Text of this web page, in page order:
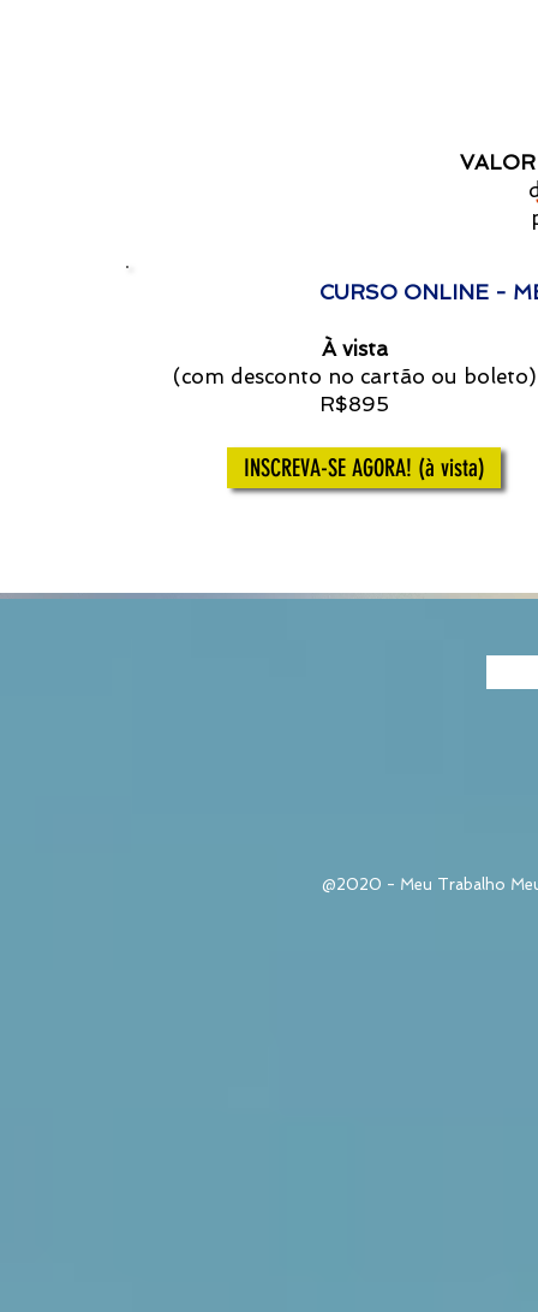
CURSO ONLINE -
À vista
(com desconto no cartão ou boleto)
R$895
INSCREVA-SE AGORA! (à vista)
@2020 - Meu Trabalho